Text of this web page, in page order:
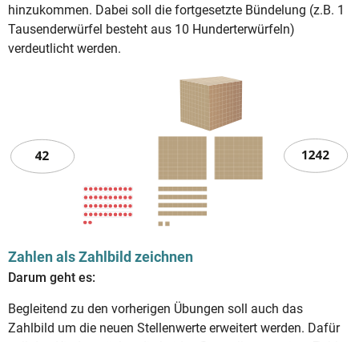
hinzukommen. Dabei soll die fortgesetzte Bündelung (z.B. 1
Tausenderwürfel besteht aus 10 Hunderterwürfeln)
verdeutlicht werden.
Zahlen als Zahlbild zeichnen
Darum geht es:
Begleitend zu den vorherigen Übungen soll auch das
Zahlbild um die neuen Stellenwerte erweitert werden. Dafür